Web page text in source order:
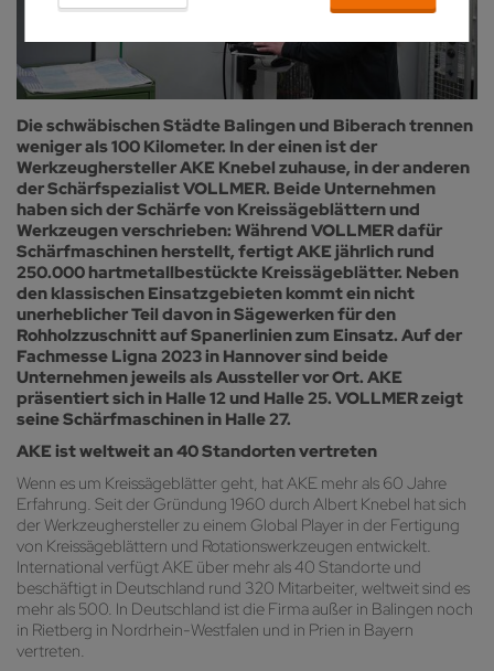
Die schwäbischen Städte Balingen und Biberach trennen
weniger als 100 Kilometer. In der einen ist der
Werkzeughersteller AKE Knebel zuhause, in der anderen
der Schärfspezialist VOLLMER. Beide Unternehmen
haben sich der Schärfe von Kreissägeblättern und
Werkzeugen verschrieben: Während VOLLMER dafür
Schärfmaschinen herstellt, fertigt AKE jährlich rund
250.000 hartmetallbestückte Kreissägeblätter. Neben
den klassischen Einsatzgebieten kommt ein nicht
unerheblicher Teil davon in Sägewerken für den
Rohholzzuschnitt auf Spanerlinien zum Einsatz. Auf der
Fachmesse Ligna 2023 in Hannover sind beide
Unternehmen jeweils als Aussteller vor Ort. AKE
präsentiert sich in Halle 12 und Halle 25. VOLLMER zeigt
seine Schärfmaschinen in Halle 27.
AKE ist weltweit an 40 Standorten vertreten
Wenn es um Kreissägeblätter geht, hat AKE mehr als 60 Jahre
Erfahrung. Seit der Gründung 1960 durch Albert Knebel hat sich
der Werkzeughersteller zu einem Global Player in der Fertigung
von Kreissägeblättern und Rotationswerkzeugen entwickelt.
International verfügt AKE über mehr als 40 Standorte und
beschäftigt in Deutschland rund 320 Mitarbeiter, weltweit sind es
mehr als 500. In Deutschland ist die Firma außer in Balingen noch
in Rietberg in Nordrhein-Westfalen und in Prien in Bayern
vertreten.